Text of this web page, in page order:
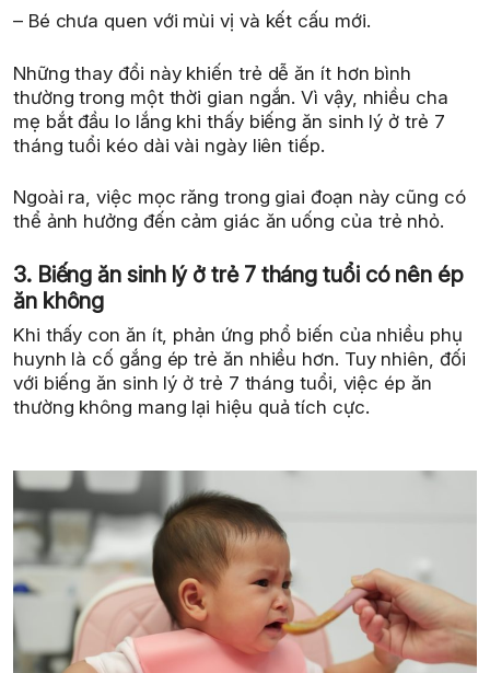
– Bé chưa quen với mùi vị và kết cấu mới.
Những thay đổi này khiến trẻ dễ ăn ít hơn bình
thường trong một thời gian ngắn. Vì vậy, nhiều cha
mẹ bắt đầu lo lắng khi thấy biếng ăn sinh lý ở trẻ 7
tháng tuổi kéo dài vài ngày liên tiếp.
Ngoài ra, việc mọc răng trong giai đoạn này cũng có
thể ảnh hưởng đến cảm giác ăn uống của trẻ nhỏ.
3. Biếng ăn sinh lý ở trẻ 7 tháng tuổi có nên ép
ăn không
Khi thấy con ăn ít, phản ứng phổ biến của nhiều phụ
huynh là cố gắng ép trẻ ăn nhiều hơn. Tuy nhiên, đối
với biếng ăn sinh lý ở trẻ 7 tháng tuổi, việc ép ăn
thường không mang lại hiệu quả tích cực.